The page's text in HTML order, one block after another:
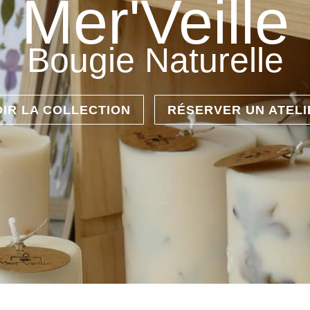
Mer'Veille
Bougie Naturelle
LA COLLECTION RÉSERVER UN